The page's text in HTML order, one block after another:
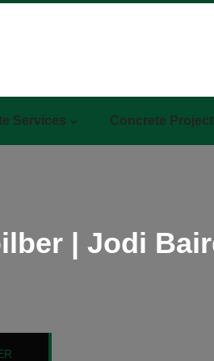
Services Concrete
| Jodi